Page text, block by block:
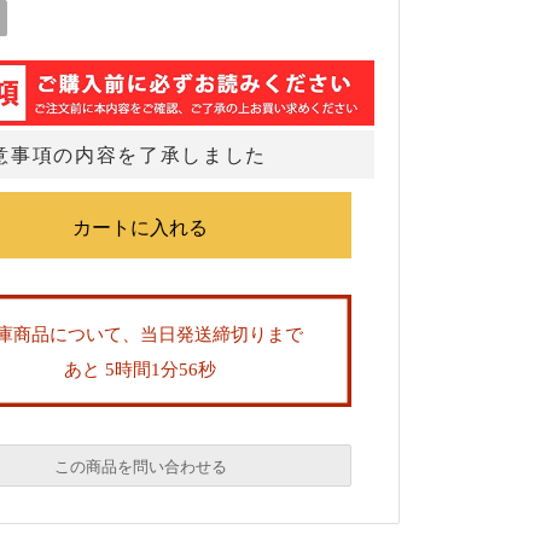
事項の内容を了承しました
商品について、当日発送締切りまで
あと 5時間1分55秒
この商品を問い合わせる